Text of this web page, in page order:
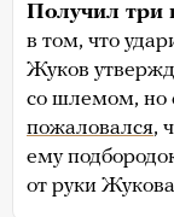
Получил три
в том, что
Жуков
со шлемом, но
пожаловался,
ему
от руки